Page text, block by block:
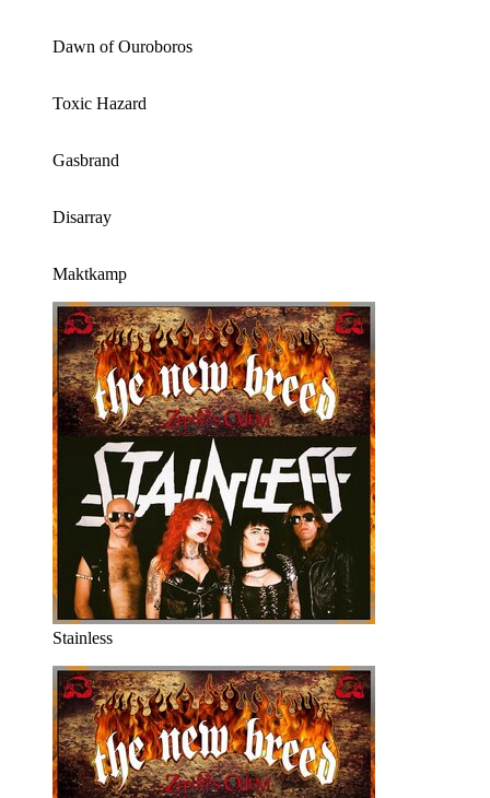
Dawn of Ouroboros
Toxic Hazard
Gasbrand
Disarray
Maktkamp
Stainless